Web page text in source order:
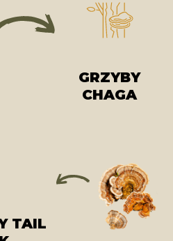
GRZYBY
CHAGA
TAIL